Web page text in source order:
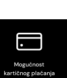
Mogućnost
kartičnog plaćanja